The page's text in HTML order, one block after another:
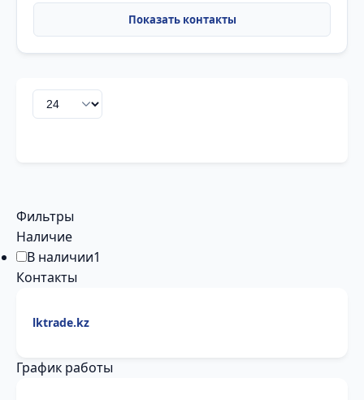
Фильтры
Наличие
В наличии1
Контакты
lktrade.kz
График работы